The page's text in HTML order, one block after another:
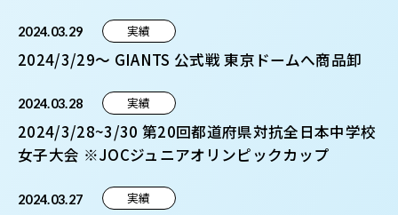
2024.03.29 実績
2024/3/29～ GIANTS 公式戦 東京ドームへ商品卸
2024.03.28 実績
2024/3/28~3/30 第20回都道府県対抗全日本中学校
女子大会 ※JOCジュニアオリンピックカップ
2024.03.27 実績